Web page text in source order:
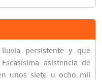
persistente y que
asistencia de
unos siete u ocho mil